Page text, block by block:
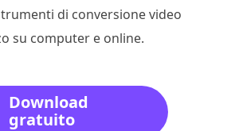
di conversione video
su computer e online.
Download
gratuito